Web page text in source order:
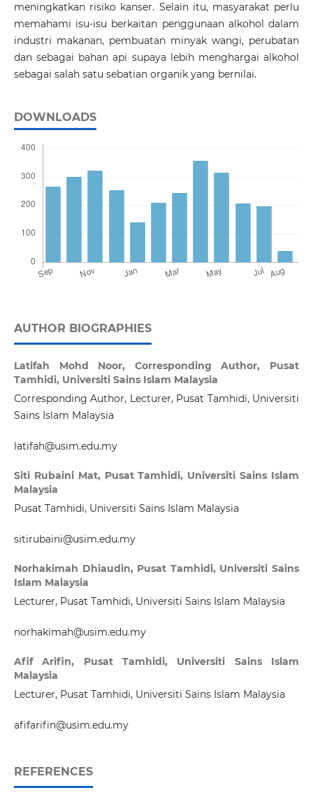
meningkatkan risiko kanser. Selain itu, masyarakat perlu
memahami isu-isu berkaitan penggunaan alkohol dalam
industri makanan, pembuatan minyak wangi, perubatan
dan sebagai bahan api supaya lebih menghargai alkohol
sebagai salah satu sebatian organik yang bernilai.
DOWNLOADS
AUTHOR BIOGRAPHIES
Latifah Mohd Noor, Corresponding Author, Pusat
Tamhidi, Universiti Sains Islam Malaysia
Corresponding Author, Lecturer, Pusat Tamhidi, Universiti
Sains Islam Malaysia
latifah@usim.edu.my
Siti Rubaini Mat, Pusat Tamhidi, Universiti Sains Islam
Malaysia
Pusat Tamhidi, Universiti Sains Islam Malaysia
sitirubaini@usim.edu.my
Norhakimah Dhiaudin, Pusat Tamhidi, Universiti Sains
Islam Malaysia
Lecturer, Pusat Tamhidi, Universiti Sains Islam Malaysia
norhakimah@usim.edu.my
Afif Arifin, Pusat Tamhidi, Universiti Sains Islam
Malaysia
Lecturer, Pusat Tamhidi, Universiti Sains Islam Malaysia
afifarifin@usim.edu.my
REFERENCES